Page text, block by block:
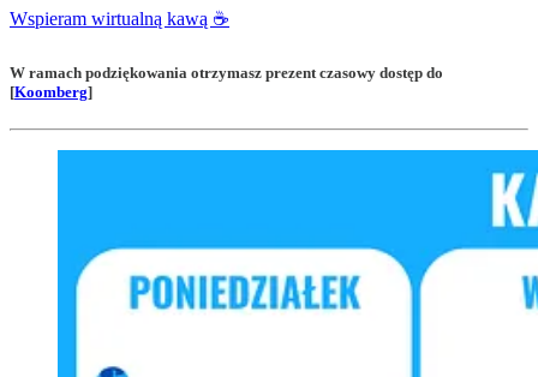
Wspieram wirtualną kawą ☕️
W ramach podziękowania otrzymasz prezent czasowy dostęp do
[Koomberg]